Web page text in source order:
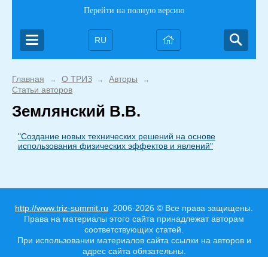
Перейти на полную версию
RU
Главная → О ТРИЗ → Авторы →
Статьи авторов
Землянский В.В.
"Создание новых технических решений на основе
использования физических эффектов и явлений"
http://www.triz-summit.ru 2006-2026 © Все права защищены.
Права на материалы этого сайта принадлежат авторам
соответствующих статей.
При использовании материалов сайта ссылки на авторов и
адрес сайта обязательны.